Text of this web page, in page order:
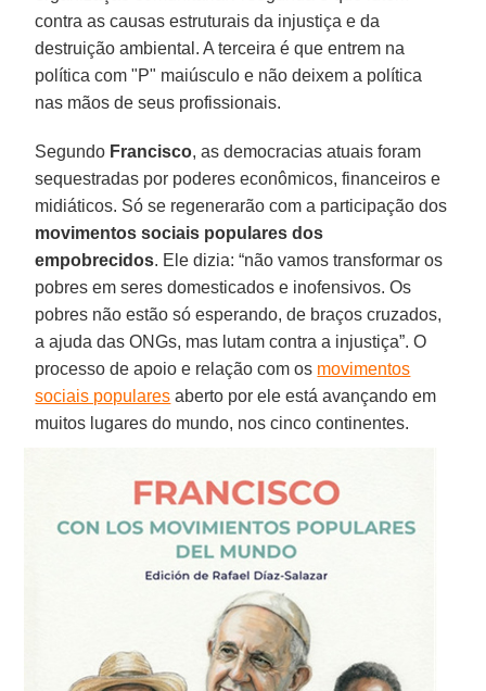
contra as causas estruturais da injustiça e da
destruição ambiental. A terceira é que entrem na
política com "P" maiúsculo e não deixem a política
nas mãos de seus profissionais.
Segundo Francisco, as democracias atuais foram
sequestradas por poderes econômicos, financeiros e
midiáticos. Só se regenerarão com a participação dos
movimentos sociais populares dos
empobrecidos. Ele dizia: “não vamos transformar os
pobres em seres domesticados e inofensivos. Os
pobres não estão só esperando, de braços cruzados,
a ajuda das ONGs, mas lutam contra a injustiça”. O
processo de apoio e relação com os movimentos
sociais populares aberto por ele está avançando em
muitos lugares do mundo, nos cinco continentes.